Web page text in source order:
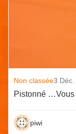
Non classée3
Pistonné …Vous
piwi